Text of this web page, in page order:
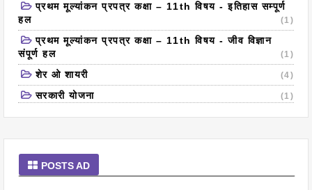
प्रथम मूल्यांकन प्रपत्र कक्षा – 11th विषय - इतिहास सम्पूर्ण
हल
(1)
प्रथम मूल्यांकन प्रपत्र कक्षा – 11th विषय - जीव विज्ञान
संपूर्ण हल
(1)
शेर ओ शायरी (4)
सरकारी योजना (1)
POSTS AD